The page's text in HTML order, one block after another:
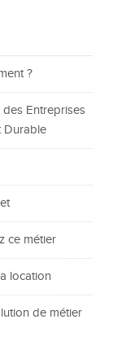
?
Entreprises
Durable
ce métier
location
de métier